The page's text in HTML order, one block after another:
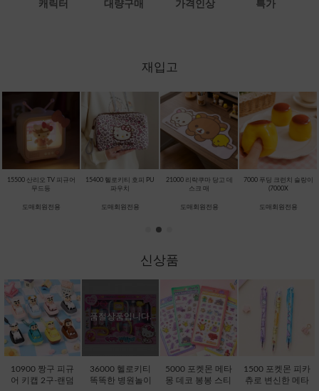
캐릭터 대량구매 가격인상 특가
재입고
15500 산리오 TV 피규어
무드등
도매회원전용
15400 헬로키티 호피 PU
파우치
도매회원전용
21000 리락쿠마 당고 데
스크 매
도매회원전용
7000 푸딩 크런치 슬랑이
(7000X
도매회원전용
신상품
10900 짱구 피규
어 키캡 2구-랜덤
품절상품입니다.
36000 헬로키티
똑똑한 병원놀이
5000 포켓몬 메타
몽 데코 봉봉 스티
1500 포켓몬 피카
츄로 변신한 메타